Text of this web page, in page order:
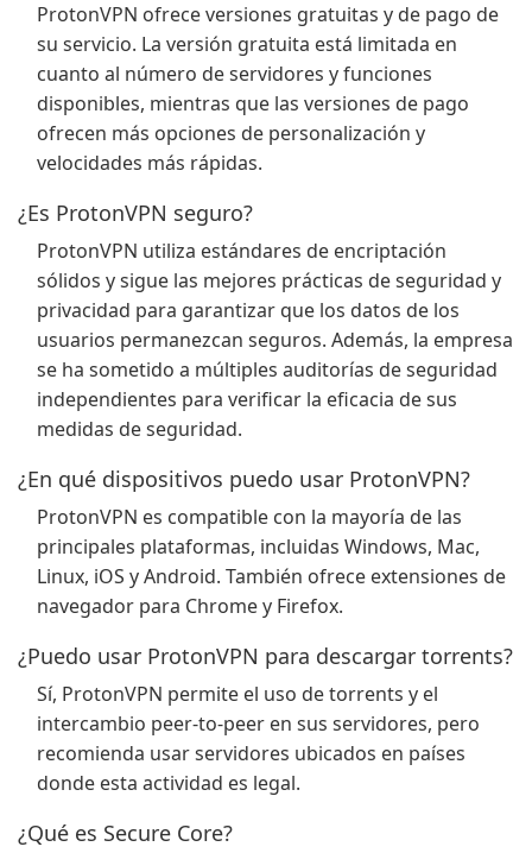
ProtonVPN ofrece versiones gratuitas y de pago de
su servicio. La versión gratuita está limitada en
cuanto al número de servidores y funciones
disponibles, mientras que las versiones de pago
ofrecen más opciones de personalización y
velocidades más rápidas.
¿Es ProtonVPN seguro?
ProtonVPN utiliza estándares de encriptación
sólidos y sigue las mejores prácticas de seguridad y
privacidad para garantizar que los datos de los
usuarios permanezcan seguros. Además, la empresa
se ha sometido a múltiples auditorías de seguridad
independientes para verificar la eficacia de sus
medidas de seguridad.
¿En qué dispositivos puedo usar ProtonVPN?
ProtonVPN es compatible con la mayoría de las
principales plataformas, incluidas Windows, Mac,
Linux, iOS y Android. También ofrece extensiones de
navegador para Chrome y Firefox.
¿Puedo usar ProtonVPN para descargar torrents?
Sí, ProtonVPN permite el uso de torrents y el
intercambio peer-to-peer en sus servidores, pero
recomienda usar servidores ubicados en países
donde esta actividad es legal.
¿Qué es Secure Core?